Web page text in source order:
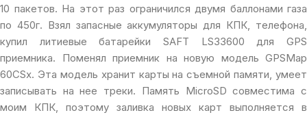
10 пакетов. На этот раз ограничился двумя баллонами газа
по 450г. Взял запасные аккумуляторы для КПК, телефона,
купил литиевые батарейки SAFT LS33600 для GPS
приемника. Поменял приемник на новую модель GPSMap
60CSx. Эта модель хранит карты на съемной памяти, умеет
записывать на нее треки. Память MicroSD совместима с
моим КПК, поэтому заливка новых карт выполняется в